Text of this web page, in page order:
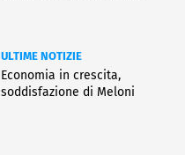
ULTIME NOTIZIE
Economia in crescita,
soddisfazione di Meloni